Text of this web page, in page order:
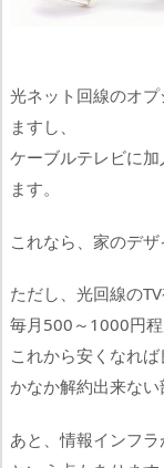
光ネット回線のオ
ますし、
ケーブルテレビに
ます。
これなら、家のデザ
ただし、光回線の
毎月500～1000円程
これから安くなれ
かなか解約出来ない
あと、情報インフ